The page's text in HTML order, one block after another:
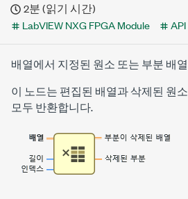
2분 (읽기 시간)
LabVIEW NXG FPGA Module
배열에서 지정된 원소 또는 부분 배
이 노드는 편집된 배열과 삭제된 원
모두 반환합니다.